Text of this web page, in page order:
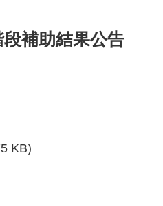
段補助結果公告
KB)